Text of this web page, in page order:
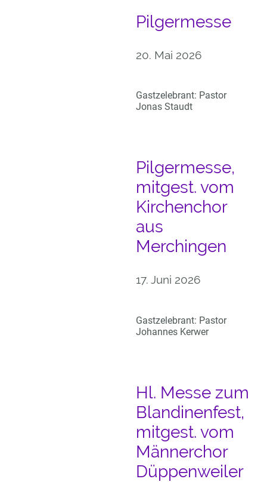
Pilgermesse
20. Mai 2026
Gastzelebrant: Pastor
Jonas Staudt
Pilgermesse,
mitgest. vom
Kirchenchor
aus
Merchingen
17. Juni 2026
Gastzelebrant: Pastor
Johannes Kerwer
Hl. Messe zum
Blandinenfest,
mitgest. vom
Männerchor
Düppenweiler